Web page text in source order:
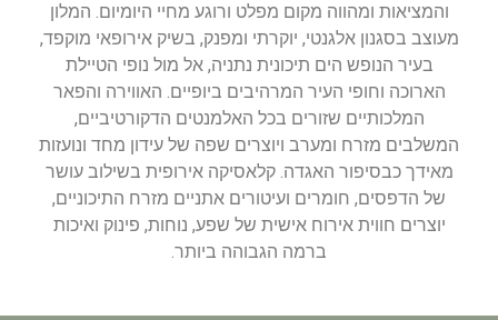
והמציאות ומהווה מקום מפלט ורוגע מחיי היומיום. המלון
מעוצב בסגנון אלגנטי, יוקרתי ומפנק, בשיק אירופאי מוקפד,
בעיר הנופש הים תיכונית נתניה, אל מול נופי הטיילת
הארוכה וחופי העיר המרהיבים ביופיים. האווירה והפאר
המלכותיים שזורים בכל האלמנטים הדקורטיביים,
המשלבים מזרח ומערב ויוצרים שפה של עידון מחד ונועזות
מאידך כבסיפור האגדה. קלאסיקה אירופית בשילוב עושר
של הדפסים, חומרים ועיטורים אתניים מזרח התיכוניים,
יוצרים חווית אירוח אישית של שפע, נוחות, פינוק ואיכות
ברמה הגבוהה ביותר.